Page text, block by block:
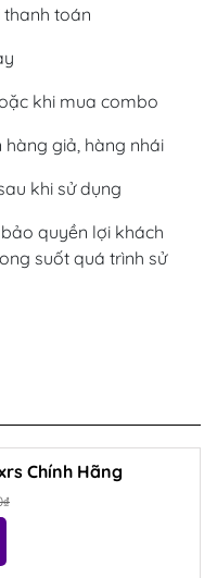
toán
khi mua combo
hàng giả, hàng nhái
khi sử dụng
quyền lợi khách
suốt quá trình sử
Chính Hãng